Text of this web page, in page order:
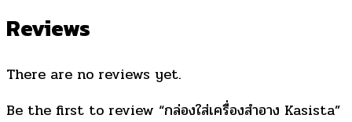
Reviews
There are no reviews yet.
Be the first to review “กล่องใส่เครื่องสำอาง Kasista”